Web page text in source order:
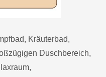
Kräuterbad,
Duschbereich,